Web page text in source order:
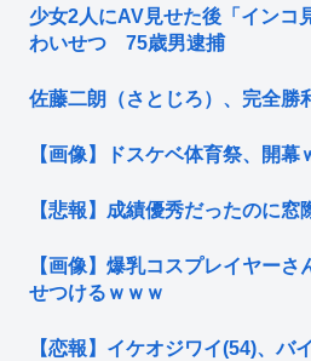
少女2人にAV見せた後「イン
わいせつ 75歳男逮捕
佐藤二朗（さとじろ）、完全勝
【画像】ドスケベ体育祭、開幕
【悲報】成績優秀だったのに
【画像】爆乳コスプレイヤー
せつけるｗｗｗ
【恋報】イケオジワイ(54)、バ